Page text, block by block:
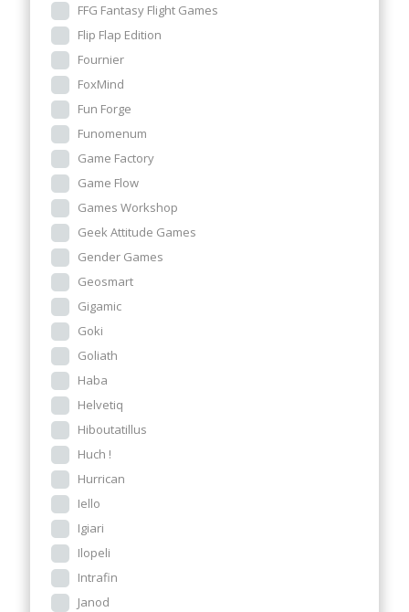
FFG Fantasy Flight Games
Flip Flap Edition
Fournier
FoxMind
Fun Forge
Funomenum
Game Factory
Game Flow
Games Workshop
Geek Attitude Games
Gender Games
Geosmart
Gigamic
Goki
Goliath
Haba
Helvetiq
Hiboutatillus
Huch !
Hurrican
Iello
Igiari
Ilopeli
Intrafin
Janod